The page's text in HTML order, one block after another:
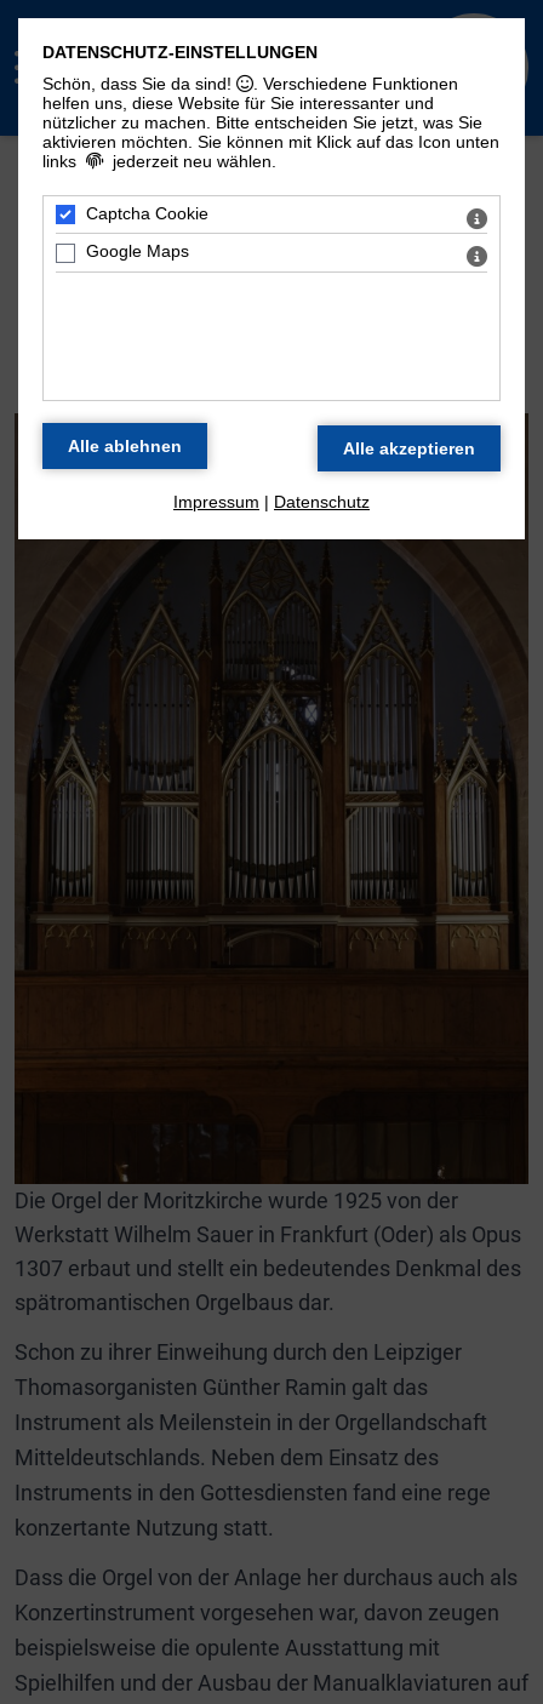
Mehr Seiten zum Thema "Moritzorgel":
Geschichte
Zeitstrahl
Disposition
Kontakt
Die Orgel der Moritzkirche wurde 1925 von der
Werkstatt Wilhelm Sauer in Frankfurt (Oder) als Opus
1307 erbaut und stellt ein bedeutendes Denkmal des
spätromantischen Orgelbaus dar.
Schon zu ihrer Einweihung durch den Leipziger
Thomasorganisten Günther Ramin galt das
Instrument als Meilenstein in der Orgellandschaft
Mitteldeutschlands. Neben dem Einsatz des
Instruments in den Gottesdiensten fand eine rege
konzertante Nutzung statt.
Dass die Orgel von der Anlage her durchaus auch als
Konzertinstrument vorgesehen war, davon zeugen
beispielsweise die opulente Ausstattung mit
Spielhilfen und der Ausbau der Manualklaviaturen auf
DATENSCHUTZ-EINSTELLUNGEN
Schön, dass Sie da sind!
. Verschiedene Funktionen
helfen uns, diese Website für Sie interessanter und
nützlicher zu machen.
Bitte entscheiden Sie jetzt, was Sie
aktivieren möchten. Sie können mit Klick auf das Icon unten
links
jederzeit neu wählen.
Captcha Cookie
Google Maps
Impressum | Datenschutz